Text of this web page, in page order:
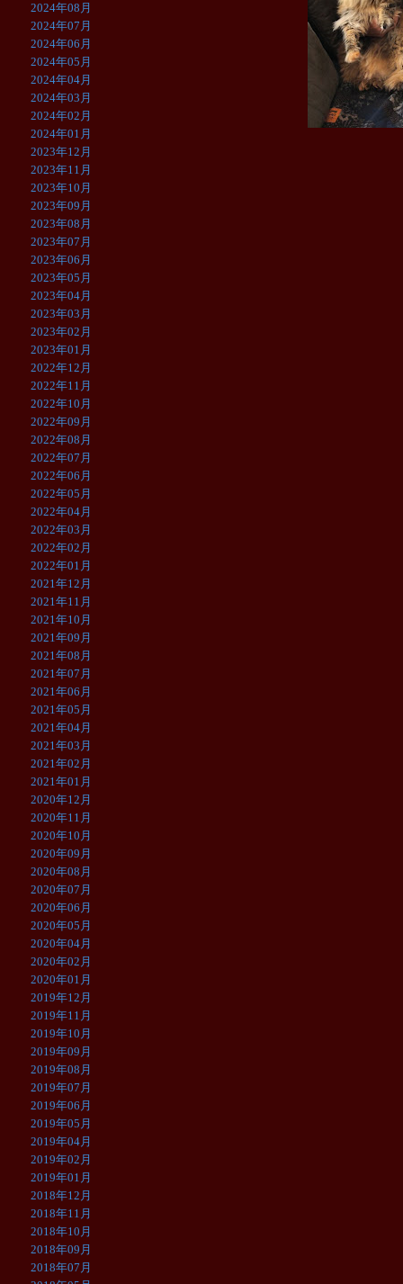
2024年08月
2024年07月
2024年06月
2024年05月
2024年04月
2024年03月
2024年02月
2024年01月
2023年12月
2023年11月
2023年10月
2023年09月
2023年08月
2023年07月
2023年06月
2023年05月
2023年04月
2023年03月
2023年02月
2023年01月
2022年12月
2022年11月
2022年10月
2022年09月
2022年08月
2022年07月
2022年06月
2022年05月
2022年04月
2022年03月
2022年02月
2022年01月
2021年12月
2021年11月
2021年10月
2021年09月
2021年08月
2021年07月
2021年06月
2021年05月
2021年04月
2021年03月
2021年02月
2021年01月
2020年12月
2020年11月
2020年10月
2020年09月
2020年08月
2020年07月
2020年06月
2020年05月
2020年04月
2020年02月
2020年01月
2019年12月
2019年11月
2019年10月
2019年09月
2019年08月
2019年07月
2019年06月
2019年05月
2019年04月
2019年02月
2019年01月
2018年12月
2018年11月
2018年10月
2018年09月
2018年07月